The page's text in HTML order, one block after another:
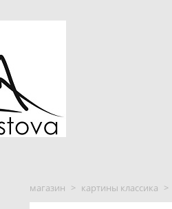
магазин > картины классика >